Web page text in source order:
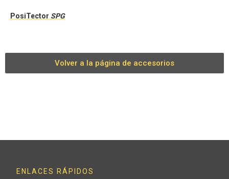
PosiTector SPG
Volver a la página de accesorios
ENLACES RÁPIDOS